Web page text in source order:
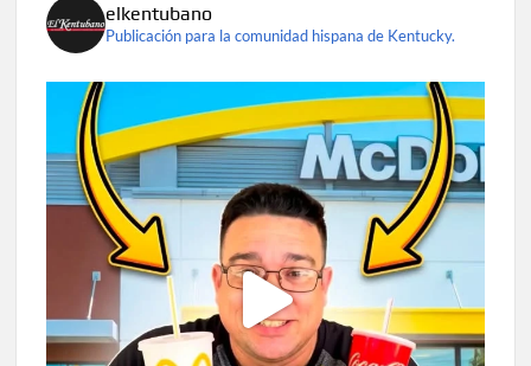
elkentubano
Publicación para la comunidad hispana de Kentucky.